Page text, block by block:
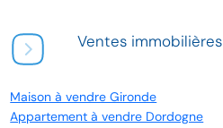
Ventes
Maison à vendre Gironde
Appartement à vendre Dordogne